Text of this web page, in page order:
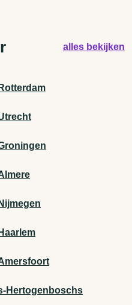
alles bekijken
Rotterdam
Nijmegen
Haarlem
Hertogenboschs